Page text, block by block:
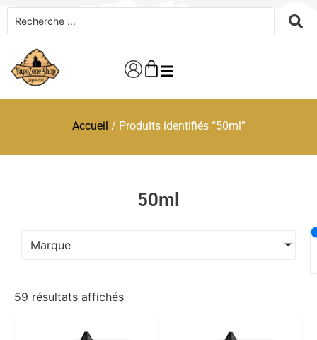
Accueil / Produits identifiés “50ml”
50ml
Marque
59 résultats affichés